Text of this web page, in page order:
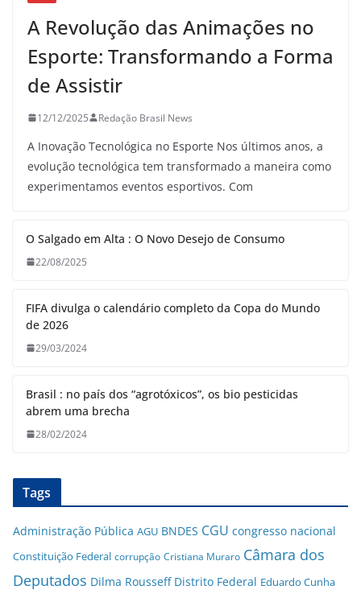
A Revolução das Animações no
Esporte: Transformando a Forma
de Assistir
12/12/2025 Redação Brasil News
A Inovação Tecnológica no Esporte Nos últimos anos, a
evolução tecnológica tem transformado a maneira como
experimentamos eventos esportivos. Com
O Salgado em Alta : O Novo Desejo de Consumo
22/08/2025
FIFA divulga o calendário completo da Copa do Mundo
de 2026
29/03/2024
Brasil : no país dos “agrotóxicos”, os bio pesticidas
abrem uma brecha
28/02/2024
Tags
Administração Pública AGU BNDES CGU congresso nacional
Constituição Federal corrupção Cristiana Muraro Câmara dos
Deputados Dilma Rousseff Distrito Federal Eduardo Cunha